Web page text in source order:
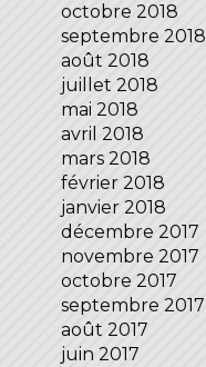
octobre 2018
septembre 2018
août 2018
juillet 2018
mai 2018
avril 2018
mars 2018
février 2018
janvier 2018
décembre 2017
novembre 2017
octobre 2017
septembre 2017
août 2017
juin 2017